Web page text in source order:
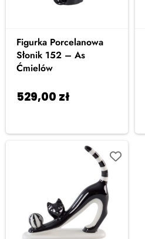
Figurka Porcelanowa
Słonik 152 – As
Ćmielów
529,00 zł